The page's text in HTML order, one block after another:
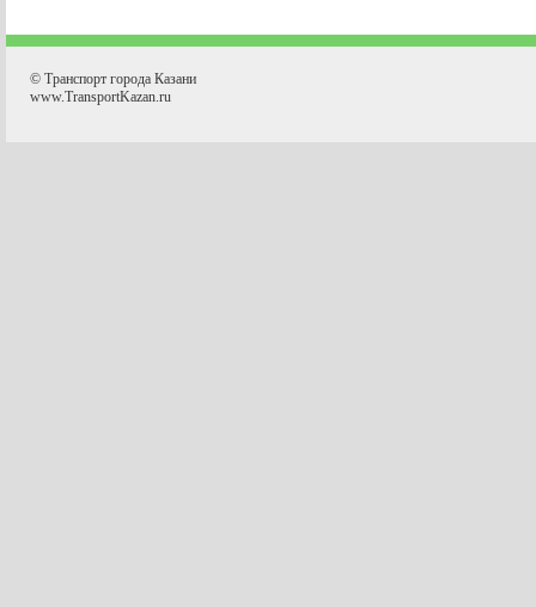
© Транспорт города Казани
www.TransportKazan.ru